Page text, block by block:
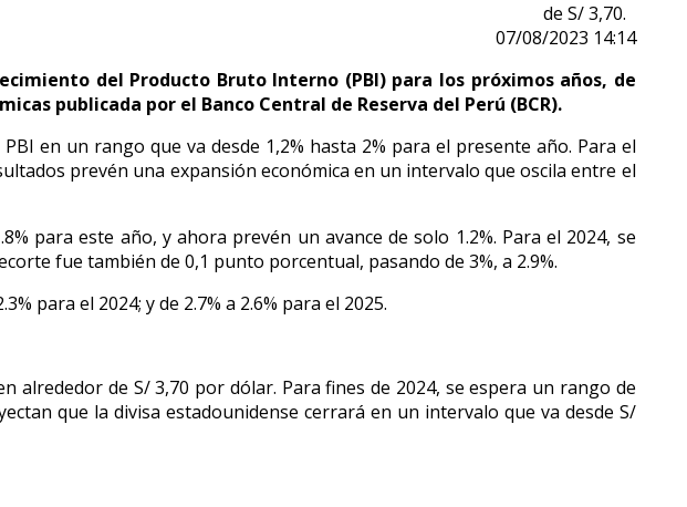
de S/ 3,70.
07/08/2023 14:14
del Producto Bruto Interno (PBI) para los próximos años, de
publicada por el Banco Central de Reserva del Perú (BCR).
en un rango que va desde 1,2% hasta 2% para el presente año. Para el
prevén una expansión económica en un intervalo que oscila entre el
para este año, y ahora prevén un avance de solo 1.2%. Para el 2024, se
fue también de 0,1 punto porcentual, pasando de 3%, a 2.9%.
para el 2024; y de 2.7% a 2.6% para el 2025.
alrededor de S/ 3,70 por dólar. Para fines de 2024, se espera un rango de
que la divisa estadounidense cerrará en un intervalo que va desde S/